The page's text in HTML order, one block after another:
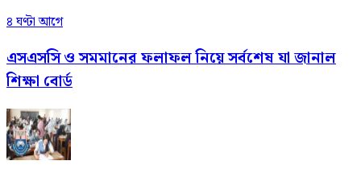
৪ ঘণ্টা আগে
এসএসসি ও সমমানের ফলাফল নিয়ে সর্বশেষ যা জানাল
শিক্ষা বোর্ড